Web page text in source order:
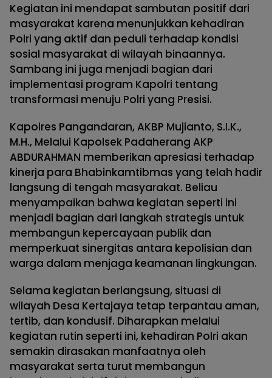
Kegiatan ini mendapat sambutan positif dari
masyarakat karena menunjukkan kehadiran
Polri yang aktif dan peduli terhadap kondisi
sosial masyarakat di wilayah binaannya.
Sambang ini juga menjadi bagian dari
implementasi program Kapolri tentang
transformasi menuju Polri yang Presisi.
Kapolres Pangandaran, AKBP Mujianto, S.I.K.,
M.H., Melalui Kapolsek Padaherang AKP
ABDURAHMAN memberikan apresiasi terhadap
kinerja para Bhabinkamtibmas yang telah hadir
langsung di tengah masyarakat. Beliau
menyampaikan bahwa kegiatan seperti ini
menjadi bagian dari langkah strategis untuk
membangun kepercayaan publik dan
memperkuat sinergitas antara kepolisian dan
warga dalam menjaga keamanan lingkungan.
Selama kegiatan berlangsung, situasi di
wilayah Desa Kertajaya tetap terpantau aman,
tertib, dan kondusif. Diharapkan melalui
kegiatan rutin seperti ini, kehadiran Polri akan
semakin dirasakan manfaatnya oleh
masyarakat serta turut membangun